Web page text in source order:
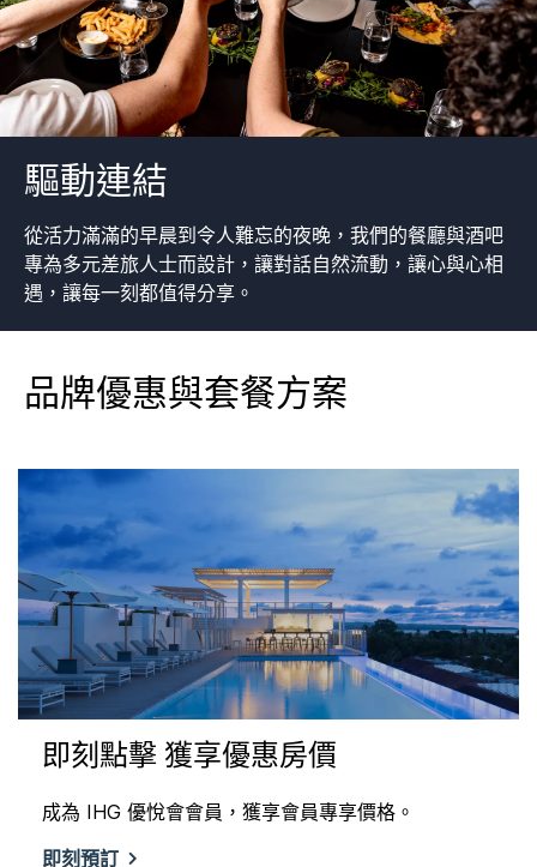
驅動連結
從活力滿滿的早晨到令人難忘的夜晚，我們的餐廳與酒吧
專為多元差旅人士而設計，讓對話自然流動，讓心與心相
遇，讓每一刻都值得分享。​
品牌優惠與套餐方案
即刻點擊 獲享優惠房價
成為 IHG 優悅會會員，獲享會員專享價格。
即刻預訂